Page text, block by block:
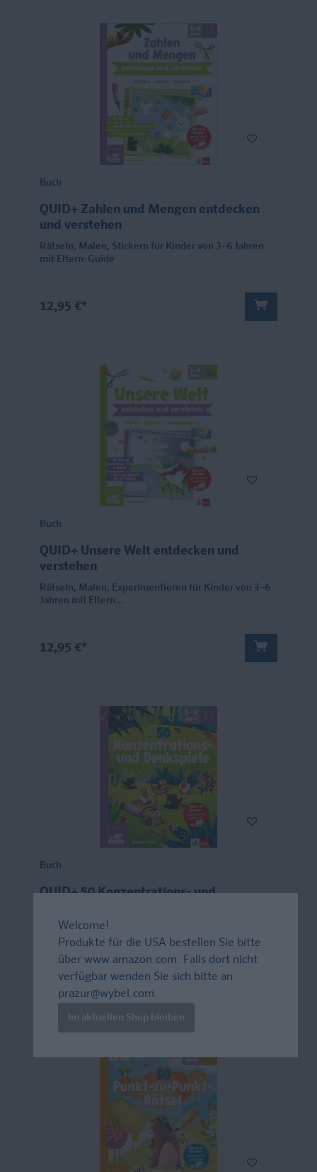
Buch
QUID+ Zahlen und Mengen entdecken
und verstehen
Rätseln, Malen, Stickern für Kinder von 3–6 Jahren
mit Eltern-Guide
12,95 €*
Buch
QUID+ Unsere Welt entdecken und
verstehen
Rätseln, Malen, Experimentieren für Kinder von 3–6
Jahren mit Eltern...
12,95 €*
Buch
QUID+ 50 Konzentrations- und
für Kinder von 3–6 Jahren mit Eltern-Guide
8,95 €*
Welcome!
Produkte für die USA bestellen Sie bitte
über www.amazon.com. Falls dort nicht
verfügbar wenden Sie sich bitte an
prazur@wybel.com.
Im aktuellen Shop bleiben